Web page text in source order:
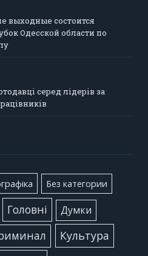
выходные состоится
Одесской области по
серед лідерів за
Без категории
Головні Думки
Культура